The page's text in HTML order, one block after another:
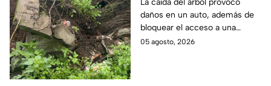
calles de la GAM y deja
graves daños
La caída del árbol provocó
daños en un auto, además de
bloquear el acceso a una
unidad habitacional en la
05 agosto, 2026